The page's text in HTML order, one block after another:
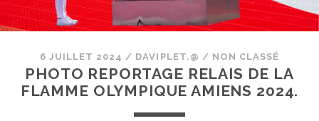
6 JUILLET 2024 / DAVIPLET.@ / NON CLASSÉ
PHOTO REPORTAGE RELAIS DE LA
FLAMME OLYMPIQUE AMIENS 2024.